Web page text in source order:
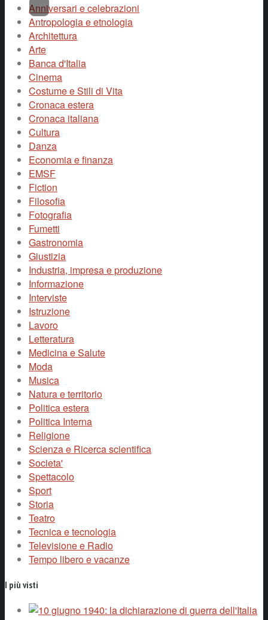
Anniversari e celebrazioni
Antropologia e etnologia
Architettura
Arte
Banca d'Italia
Cinema
Costume e Stili di Vita
Cronaca estera
Cronaca italiana
Cultura
Danza
Economia e finanza
EMSF
Fiction
Filosofia
Fotografia
Fumetti
Gastronomia
Giustizia
Industria, impresa e produzione
Informazione
Interviste
Istruzione
Lavoro
Letteratura
Medicina e Salute
Moda
Musica
Natura e territorio
Politica estera
Politica Interna
Religione
Scienza e Ricerca scientifica
Societa'
Spettacolo
Sport
Storia
Teatro
Tecnica e tecnologia
Televisione e Radio
Tempo libero e vacanze
I più visti